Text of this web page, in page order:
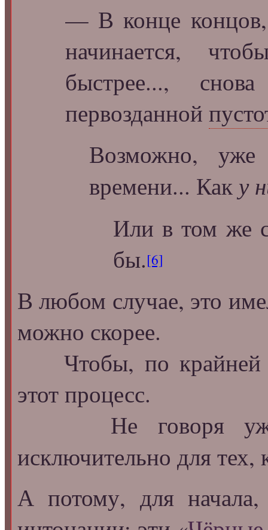
— В конце
начинается,
быстрее...,
первозданной
Возможно,
времени... Как у
Или в том же
бы.[6]
В любом случае, это
можно скорее.
Чтобы, по крайней
этот процесс.
Не говоря
исключительно для тех,
А потому, для